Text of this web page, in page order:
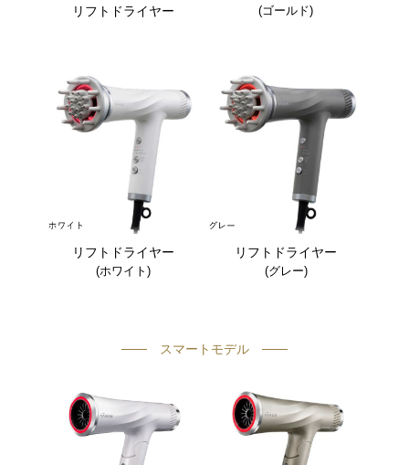
リフトドライヤー
(ゴールド)
リフトドライヤー
(ホワイト)
リフトドライヤー
(グレー)
スマートモデル